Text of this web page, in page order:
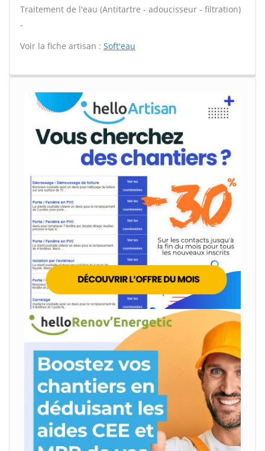
Traitement de l'eau (Antitartre - adoucisseur - filtration)
-
Voir la fiche artisan : Soft'eau